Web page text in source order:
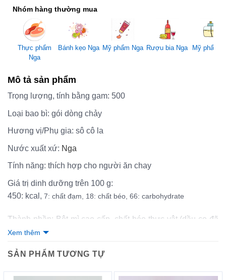
Nhóm hàng thường mua
Thực phẩm
Nga
Bánh kẹo Nga Mỹ phẩm Nga Rượu bia Nga Mỹ phẩm
Mô tả sản phẩm
Trọng lượng, tính bằng gam: 500
Loại bao bì: gói dòng chảy
Hương vị/Phụ gia: sô cô la
Nước xuất xứ: Nga
Tính năng: thích hợp cho người ăn chay
Giá trị dinh dưỡng trên 100 g:
450: kcal, 7: chất đạm, 18: chất béo, 66: carbohydrate
Thành phần: Bột mì cao cấp, chất béo thực vật (dầu cọ đã
tẩy trắng, khử mùi), đường, xi-rô nghịch chuyển (đường,
nhũ hóa lecithin đậu nành, chất tạo xốp (natri bicarbonate,
amoni bicarbonate),hương liệu “sô cô la“.
Xem thêm
SẢN PHẨM TƯƠNG TỰ